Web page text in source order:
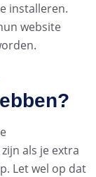
installeren.
website
als je extra
Let wel op dat